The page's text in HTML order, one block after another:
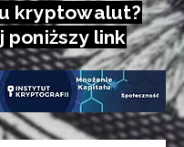
kryptowalut?
poniższy link